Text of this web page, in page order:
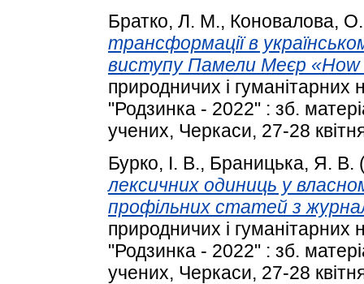
Братко, Л. М., Коновалова,
трансформації в
виступу Памели Меєр «How
природничих і
"Родзинка - 2022" : зб.
учених, Черкаси, 27-28
Бурко, І. В., Браницька, Я. В.
лексичних одиниць у
профільних статей з
природничих і
"Родзинка - 2022" : зб.
учених, Черкаси, 27-28